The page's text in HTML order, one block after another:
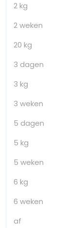
2 kg
2 weken
20 kg
3 dagen
3 kg
3 weken
5 dagen
5 kg
5 weken
6 kg
6 weken
af